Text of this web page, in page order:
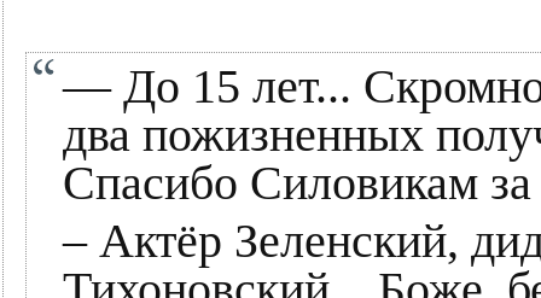
— До 15 лет...
два пожизненных
Спасибо Силовикам
– Актёр Зеленский,